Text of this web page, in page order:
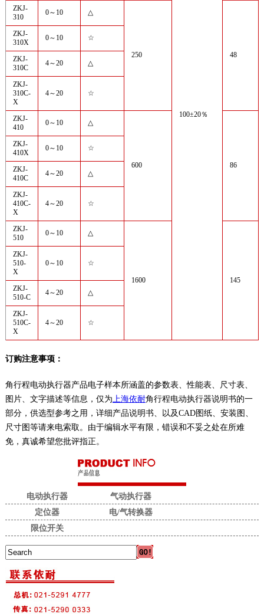
100±20％
ZKJ-
310
0～10 △
250 48
ZKJ-
310X
0～10 ☆
ZKJ-
310C
4～20 △
ZKJ-
310C-
X
4～20 ☆
ZKJ-
410
0～10 △
600 86
ZKJ-
410X
0～10 ☆
ZKJ-
410C
4～20 △
ZKJ-
410C-
X
4～20 ☆
ZKJ-
510
0～10 △
1600 145
ZKJ-
510-
X
0～10 ☆
ZKJ-
510-C
4～20 △
ZKJ-
510C-
X
4～20 ☆
订购注意事项：
角行程电动执行器产品电子样本所涵盖的参数表、性能表、尺寸表、
图片、文字描述等信息，仅为 上海依耐角行程电动执行器说明书的一
部分，供选型参考之用，详细产品说明书、以及CAD图纸、安装图、
尺寸图等请来电索取。由于编辑水平有限，错误和不妥之处在所难
免，真诚希望您批评指正。
电动执行器
气动执行器
定位器
电/气转换器
限位开关